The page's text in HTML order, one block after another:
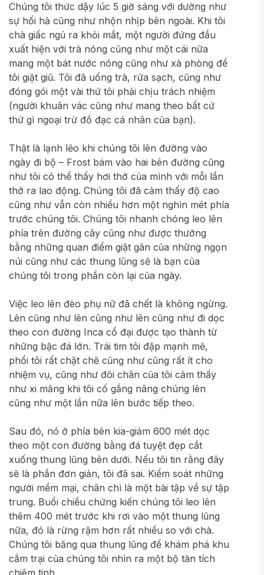
Chúng tôi thức dậy lúc 5 giờ sáng với dường như
sự hối hả cũng như nhộn nhịp bên ngoài. Khi tôi
chà giấc ngủ ra khỏi mắt, một người đứng đầu
xuất hiện với trà nóng cũng như một cái nữa
mang một bát nước nóng cũng như xà phòng để
tôi giặt giũ. Tôi đã uống trà, rửa sạch, cũng như
đóng gói một vài thứ tôi phải chịu trách nhiệm
(người khuân vác cũng như mang theo bất cứ
thứ gì ngoại trừ đồ đạc cá nhân của bạn).
Thật là lạnh lẽo khi chúng tôi lên đường vào
ngày đi bộ – Frost bám vào hai bên đường cũng
như tôi có thể thấy hơi thở của mình với mỗi lần
thở ra lao động. Chúng tôi đã cảm thấy độ cao
cũng như vẫn còn nhiều hơn một nghìn mét phía
trước chúng tôi. Chúng tôi nhanh chóng leo lên
phía trên đường cây cũng như được thưởng
bằng những quan điểm giật gân của những ngọn
núi cũng như các thung lũng sẽ là bạn của
chúng tôi trong phần còn lại của ngày.
Việc leo lên đèo phụ nữ đã chết là không ngừng.
Lên cũng như lên cũng như lên cũng như đi dọc
theo con đường Inca cổ đại được tạo thành từ
những bậc đá lớn. Trái tim tôi đập mạnh mẽ,
phổi tôi rất chặt chẽ cũng như cũng rất ít cho
nhiệm vụ, cũng như đôi chân của tôi cảm thấy
như xi măng khi tôi cố gắng nâng chúng lên
cũng như một lần nữa lên bước tiếp theo.
Sau đó, nó ở phía bên kia-giảm 600 mét dọc
theo một con đường bằng đá tuyệt đẹp cắt
xuống thung lũng bên dưới. Nếu tôi tin rằng đây
sẽ là phần đơn giản, tôi đã sai. Kiểm soát những
người mềm mại, chân chì là một bài tập về sự tập
trung. Buổi chiều chứng kiến ​​chúng tôi leo lên
thêm 400 mét trước khi rơi vào một thung lũng
nữa, đó là rừng rậm hơn rất nhiều so với chà.
Chúng tôi băng qua thung lũng để khám phá khu
cắm trại của chúng tôi nhìn ra một bộ tàn tích
chiêm tinh.